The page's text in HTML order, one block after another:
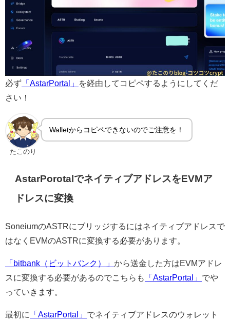
必ず 「AstarPortal」
を経由してコピペするようにしてくだ
さい！
たこのり
Walletからコピペできないのでご注意を！
AstarPorotalでネイティブアドレスをEVMア
ドレスに変換
SoneiumのASTRにブリッジするにはネイティブアドレスで
はなくEVMのASTRに変換する必要があります。
「bitbank（ビットバンク）」 から送金した方はEVMアドレ
スに変換する必要があるのでこちらも
「AstarPortal」 でや
っていきます。
最初に 「AstarPortal」 でネイティブアドレスのウォレット